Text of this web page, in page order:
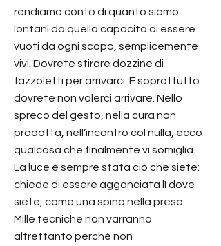
rendiamo conto di quanto siamo
lontani da quella capacità di essere
vuoti da ogni scopo, semplicemente
vivi. Dovrete stirare dozzine di
fazzoletti per arrivarci. E soprattutto
dovrete non volerci arrivare. Nello
spreco del gesto, nella cura non
prodotta, nell’incontro col nulla, ecco
qualcosa che finalmente vi somiglia.
La luce è sempre stata ciò che siete:
chiede di essere agganciata lì dove
siete, come una spina nella presa.
Mille tecniche non varranno
altrettanto perché non